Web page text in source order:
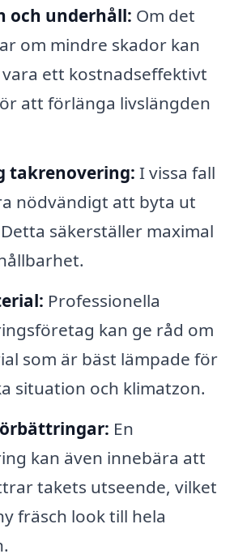
och underhåll: Om det
om mindre skador kan
ett kostnadseffektivt
att förlänga livslängden
takrenovering: I vissa fall
nödvändigt att byta ut
säkerställer maximal
Professionella
kan ge råd om
som är bäst lämpade för
situation och klimatzon.
En
kan även innebära att
takets utseende, vilket
fräsch look till hela